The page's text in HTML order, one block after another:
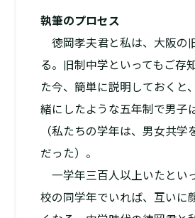
執筆のプロセス
徳岡孝夫君と私は、大阪の
る。旧制中学といってもご存
た今、簡単に説明しておくと
緒にしたような五年制で男子
（私たちの学年は、男女共
だった）。
一学年三百人以上いたとい
校の同学年でいれば、互いに